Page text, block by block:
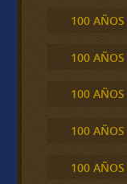
100 AÑOS
100
100
100 AÑOS
100 AÑOS